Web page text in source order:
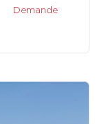
Demande